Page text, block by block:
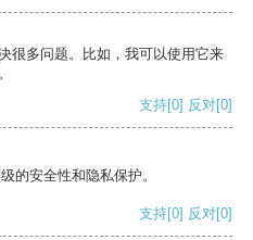
很多问题。比如，我可以使用它来
支持[0] 反对[0]
的安全性和隐私保护。
支持[0] 反对[0]